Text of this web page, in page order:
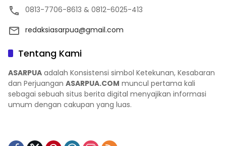
0813-7706-8613 & 0812-6025-413
redaksiasarpua@gmail.com
Tentang Kami
ASARPUA adalah Konsistensi simbol Ketekunan, Kesabaran
dan Perjuangan ASARPUA.COM muncul pertama kali
sebagai sebuah situs berita digital menyajikan informasi
umum dengan cakupan yang luas.